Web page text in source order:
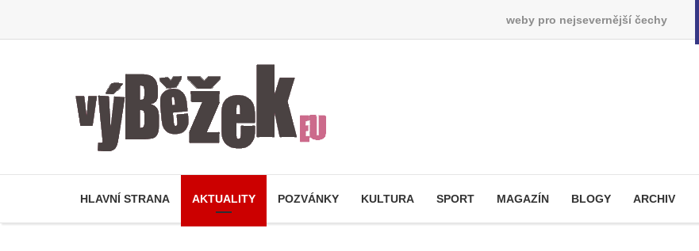
weby pro nejsevernější čechy
HLAVNÍ STRANA AKTUALITY POZVÁNKY KULTURA SPORT MAGAZÍN BLOGY ARCHIV